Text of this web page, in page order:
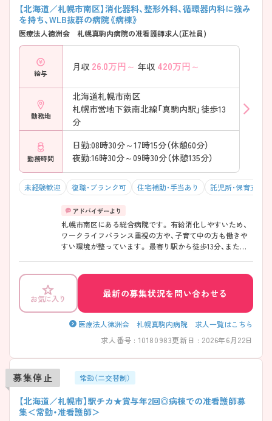
【北海道／札幌市南区】消化器科、整形外科、循環器内科に強み
を持ち、WLB抜群の病院《病棟》
医療法人徳洲会 札幌真駒内病院の准看護師求人(正社員)
給与
月収 26.0万円～ 年収 420万円～
勤務地
北海道札幌市南区
札幌市営地下鉄南北線「真駒内駅」徒歩13
分
勤務時間
日勤:08時30分～17時15分（休憩60分）
夜勤:16時30分～09時30分（休憩135分）
未経験歓迎 復職・ブランク可 住宅補助・手当あり 託児所・保育支援
札幌市南区にある総合病院です。 有給消化しやすいため、
ワークライフバランス重視の方や、子育て中の方も働きや
すい環境が整っています。 最寄り駅から徒歩13分、また送
にご相談ください。
お気に入り
最新の募集状況を問い合わせる
医療法人徳洲会 札幌真駒内病院 求人一覧はこちら
求人番号 : 10180983更新日 : 2026年6月22日
募集停止 常勤（二交替制）
【北海道／札幌市】駅チカ★賞与年2回◎病棟での准看護師募
集＜常勤・准看護師＞